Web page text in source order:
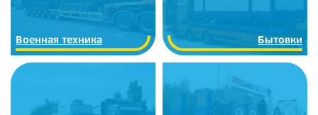
Военная техника Бытовки